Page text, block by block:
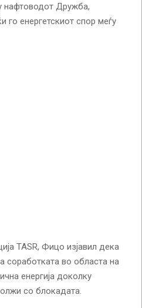
нафтоводот Дружба,
го енергетскиот спор меѓу
TASR, Фицо изјавил дека
соработката во областа на
енергија доколку
со блокадата.